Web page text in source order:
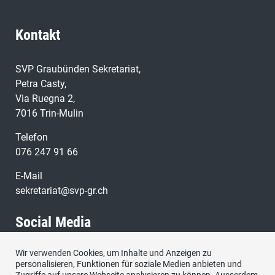
Handlungsfelder aufzeigt und gleichzeitig auch die
handeln.
Kontakt
SVP Graubünden Sekretariat,
Petra Casty,
Via Ruegna 2,
7016 Trin-Mulin
Telefon
076 247 91 66
E-Mail
sekretariat@svp-gr.ch
Social Media
Besuchen Sie uns bei:
Wir verwenden Cookies, um Inhalte und Anzeigen zu
personalisieren, Funktionen für soziale Medien anbieten und